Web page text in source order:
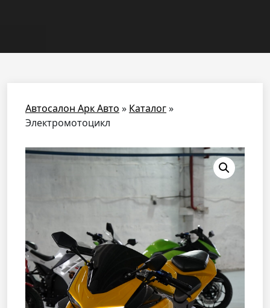
Автосалон Арк Авто » Каталог»
Электромотоцикл